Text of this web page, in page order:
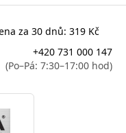
za 30 dnů: 319 Kč
+420 731 000 147
(Po–Pá: 7:30–17:00 hod)